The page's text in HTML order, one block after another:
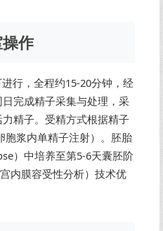
作
行，全程约15-20分钟，经
完成精子采集与处理，采
精子。受精方式根据精子
胞浆内单精子注射）。胚胎
）中培养至第5-6天囊胚阶
内膜容受性分析）技术优